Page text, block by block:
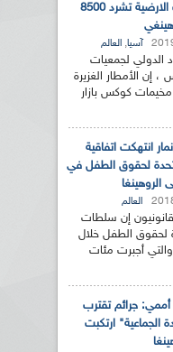
الانهيارات الارضية تشرد 8500
آسيا, العالم
الدولي لجمعيات
، إن الأمطار الغزيرة
كوكس بازار
انتهكت اتفاقية
لحقوق الطفل في
الروهينغا
العالم
قانونيون إن سلطات
لحقوق الطفل خلال
والتي أجبرت مئات
جرائم تقترب
الجماعية" ارتكبت